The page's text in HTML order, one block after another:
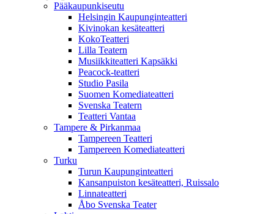
Pääkaupunkiseutu
Helsingin Kaupunginteatteri
Kivinokan kesäteatteri
KokoTeatteri
Lilla Teatern
Musiikkiteatteri Kapsäkki
Peacock-teatteri
Studio Pasila
Suomen Komediateatteri
Svenska Teatern
Teatteri Vantaa
Tampere & Pirkanmaa
Tampereen Teatteri
Tampereen Komediateatteri
Turku
Turun Kaupunginteatteri
Kansanpuiston kesäteatteri, Ruissalo
Linnateatteri
Åbo Svenska Teater